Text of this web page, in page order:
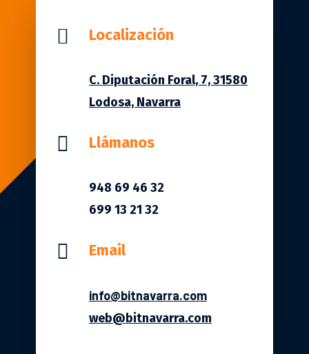
 Localización
C. Diputación Foral, 7, 31580
Lodosa, Navarra
 Llámanos
948 69 46 32
699 13 21 32
 Email
info@bitnavarra.com
web@bitnavarra.com